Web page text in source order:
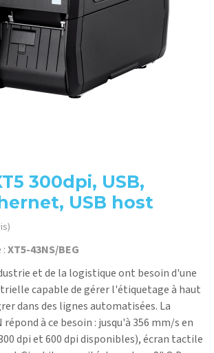
300dpi, USB,
USB host
XT5-43NS/BEG
et de la logistique ont besoin d'une
capable de gérer l'étiquetage à haut
dans des lignes automatisées. La
répond à ce besoin : jusqu'à 356 mm/s en
dpi et 600 dpi disponibles), écran tactile